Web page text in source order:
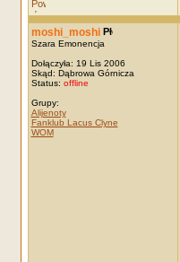
moshi_moshi
Szara Emonencja
Dołączyła: 19 Lis 2006
Skąd: Dąbrowa Górnicza
Status: offline
Grupy:
Alijenoty
Fanklub Lacus Clyne
WOM